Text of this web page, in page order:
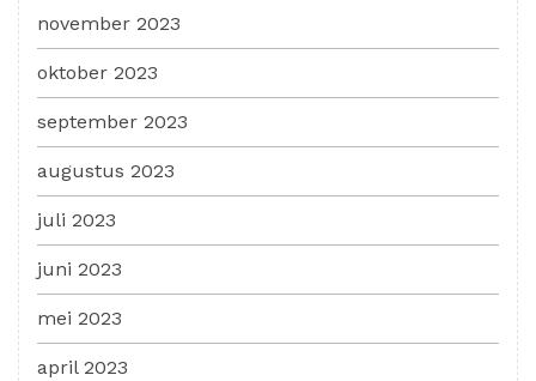
november 2023
oktober 2023
september 2023
augustus 2023
juli 2023
juni 2023
mei 2023
april 2023